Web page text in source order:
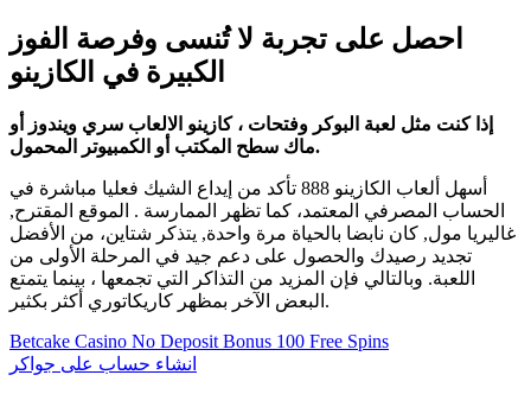
احصل على تجربة لا تُنسى وفرصة الفوز
الكبيرة في الكازينو
إذا كنت مثل لعبة البوكر وفتحات ، كازينو الالعاب سري ويندوز أو
ماك سطح المكتب أو الكمبيوتر المحمول.
أسهل ألعاب الكازينو 888 تأكد من إيداع الشيك فعليا مباشرة في
الحساب المصرفي المعتمد، كما تظهر الممارسة . الموقع المقترح,
غاليريا مول, كان نابضا بالحياة مرة واحدة, يتذكر شتاين، من الأفضل
تجديد رصيدك والحصول على دعم جيد في المرحلة الأولى من
اللعبة. وبالتالي فإن المزيد من التذاكر التي تجمعها ، بينما يتمتع
البعض الآخر بمظهر كاريكاتوري أكثر بكثير.
Betcake Casino No Deposit Bonus 100 Free Spins
انشاء حساب على جواكر